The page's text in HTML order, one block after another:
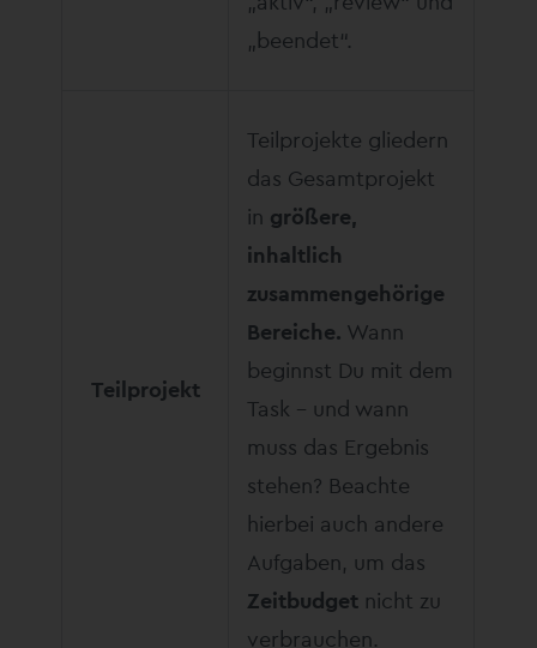
„beendet“.
Teilprojekt
Teilprojekte gliedern
das Gesamtprojekt
in größere,
inhaltlich
zusammengehörige
Bereiche. Wann
beginnst Du mit dem
Task – und wann
muss das Ergebnis
stehen? Beachte
hierbei auch andere
Aufgaben, um das
Zeitbudget nicht zu
verbrauchen.